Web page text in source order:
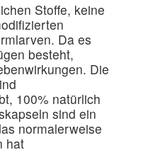
Stoffe, keine
Da es
besteht,
Die
100% natürlich
sind ein
normalerweise
hat